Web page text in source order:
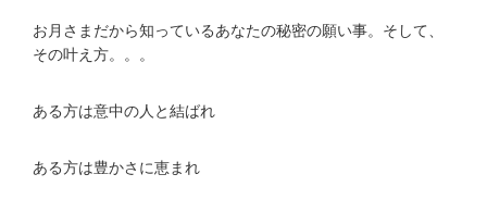
お月さまだから知っているあなたの秘密の願い事。そして、
その叶え方。。。
ある方は意中の人と結ばれ
ある方は豊かさに恵まれ